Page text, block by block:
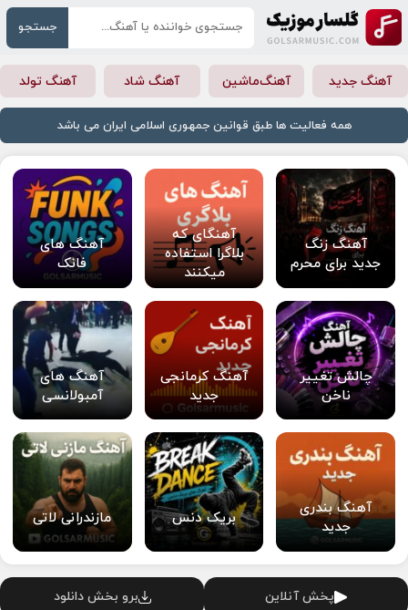
جستجو
آهنگ جدید آهنگ‌ماشین آهنگ شاد آهنگ تولد
همه فعالیت ها طبق قوانین جمهوری اسلامی ایران می باشد
آهنگ زنگ
جدید برای محرم
آهنگای که
بلاگرا استفاده
میکنند
آهنگ های
فانک
چالش تغییر
ناخن
آهنگ کرمانجی
جدید
آهنگ های
آمبولانسی
آهنگ بندری
جدید
بریک دنس مازندرانی لاتی
پخش آنلاین برو بخش دانلود